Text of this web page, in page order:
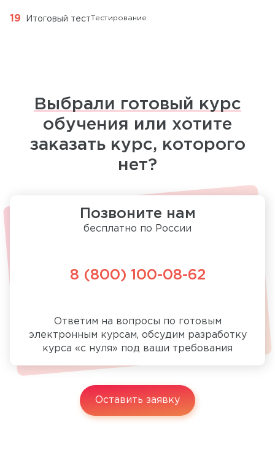
Итоговый тестТестирование
Выбрали готовый курс
обучения или хотите
заказать курс, которого
нет?
Позвоните нам
бесплатно по России
8 (800) 100-08-62
Ответим на вопросы по готовым
электронным курсам, обсудим разработку
курса «с нуля» под ваши требования
Оставить заявку